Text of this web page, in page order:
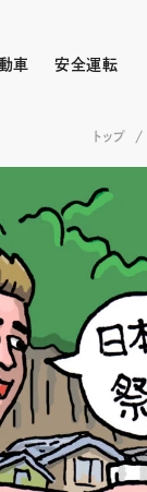
車 安全運転
トップ